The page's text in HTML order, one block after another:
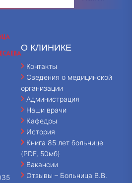
О КЛИНИКЕ
Контакты
Сведения о медицинской
организации
Администрация
Наши врачи
Кафедры
История
Книга 85 лет больнице
(PDF, 50мб)
Вакансии
Отзывы – Больница В.В.